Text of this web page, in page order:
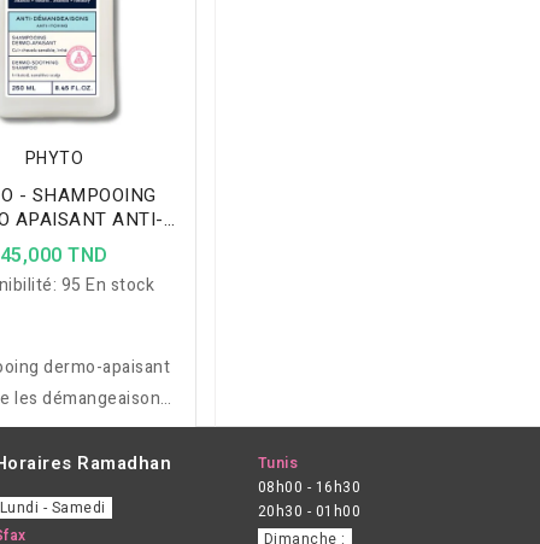
PHYTO
- SHAMPOOING
APAISANT ANTI-
250ML
45,000 TND
95 En stock
dermo-apaisant
les démangeaisons,
les rougeurs et
le cuir chevelu
dès la première
utilisation.
Ramadhan
Lundi - Samedi
Tunis
08h00 - 16h30
20h30 - 01h00
Dimanche :